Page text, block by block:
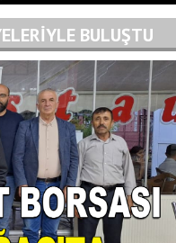
BULUŞTU